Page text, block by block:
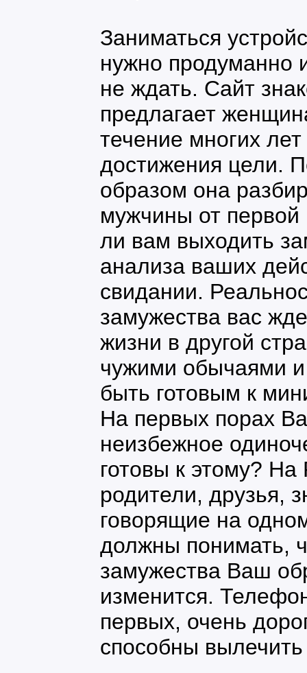
Заниматься
нужно продуманно
не ждать. Сайт
предлагает
течение многих
достижения цели.
образом она
мужчины от
ли вам выходить
анализа ваших
свидании.
замужества вас
жизни в другой
чужими обычаями
быть готовым к
На первых порах
неизбежное
готовы к этому?
родители, друзья,
говорящие на
должны понимать,
замужества Ваш
изменится.
первых, очень
способны